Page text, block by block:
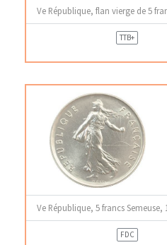
Ve République, flan vierge de 5
TTB+
Ve République, 5 francs Semeuse,
FDC